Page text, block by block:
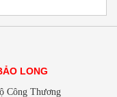
LONG
Công Thương